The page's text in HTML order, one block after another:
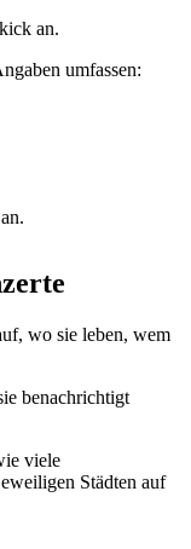
an.
umfassen:
wo sie leben, wem
benachrichtigt
viele
Städten auf